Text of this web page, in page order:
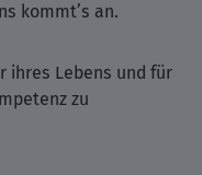
kommt’s an.
ihres Lebens und für
zu